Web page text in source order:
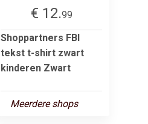
€ 12.99
Shoppartners FBI
tekst t-shirt zwart
kinderen Zwart
Meerdere shops